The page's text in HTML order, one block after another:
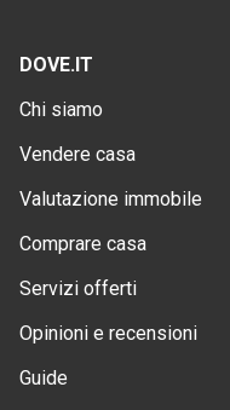
DOVE.IT
Chi siamo
Vendere casa
Valutazione immobile
Comprare casa
Servizi offerti
Opinioni e recensioni
Guide